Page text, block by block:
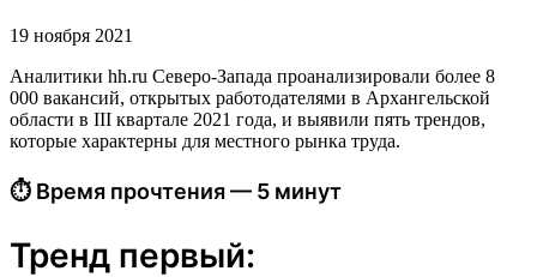
19 ноября 2021
Аналитики hh.ru Северо-Запада проанализировали более 8
000 вакансий, открытых работодателями в Архангельской
области в III квартале 2021 года, и выявили пять трендов,
которые характерны для местного рынка труда.
⏱ Время прочтения — 5 минут
Тренд первый: